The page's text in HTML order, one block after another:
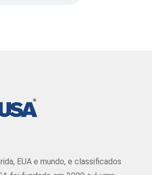
EUA e mundo, e classificados